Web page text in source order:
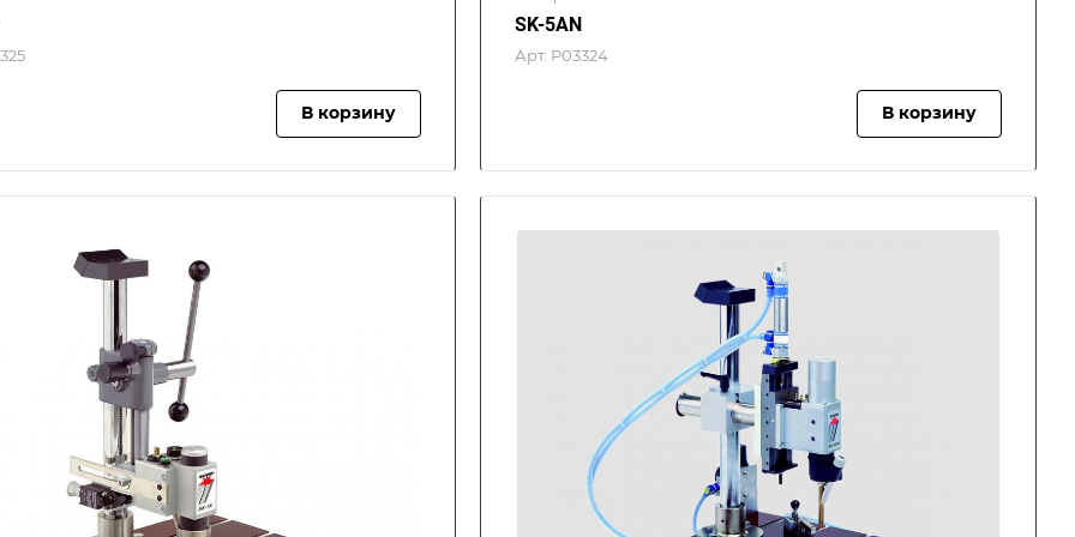
В корзину
SK-5AN
Арт. P03324
В корзину